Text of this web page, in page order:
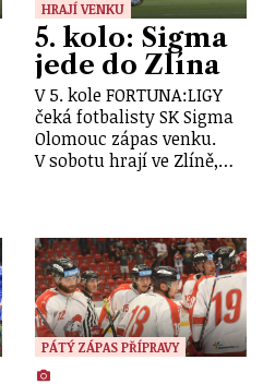
HRAJÍ VENKU
5. kolo: Sigma
jede do Zlína
V 5. kole FORTUNA:LIGY
čeká fotbalisty SK Sigma
Olomouc zápas venku.
V sobotu hrají ve Zlíně,…
PÁTÝ ZÁPAS PŘÍPRAVY